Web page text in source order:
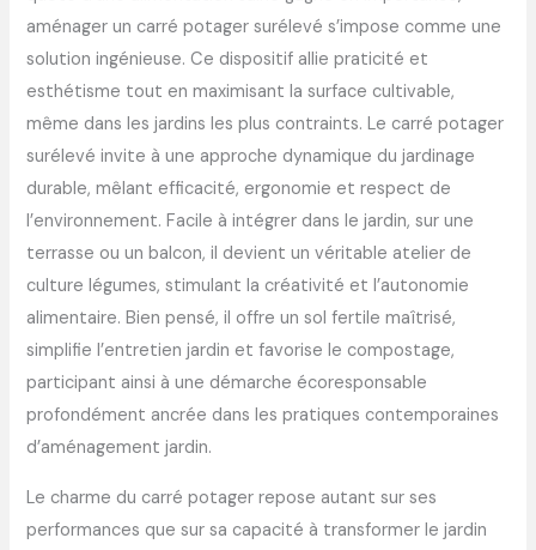
aménager un carré potager surélevé s’impose comme une
solution ingénieuse. Ce dispositif allie praticité et
esthétisme tout en maximisant la surface cultivable,
même dans les jardins les plus contraints. Le carré potager
surélevé invite à une approche dynamique du jardinage
durable, mêlant efficacité, ergonomie et respect de
l’environnement. Facile à intégrer dans le jardin, sur une
terrasse ou un balcon, il devient un véritable atelier de
culture légumes, stimulant la créativité et l’autonomie
alimentaire. Bien pensé, il offre un sol fertile maîtrisé,
simplifie l’entretien jardin et favorise le compostage,
participant ainsi à une démarche écoresponsable
profondément ancrée dans les pratiques contemporaines
d’aménagement jardin.
Le charme du carré potager repose autant sur ses
performances que sur sa capacité à transformer le jardin